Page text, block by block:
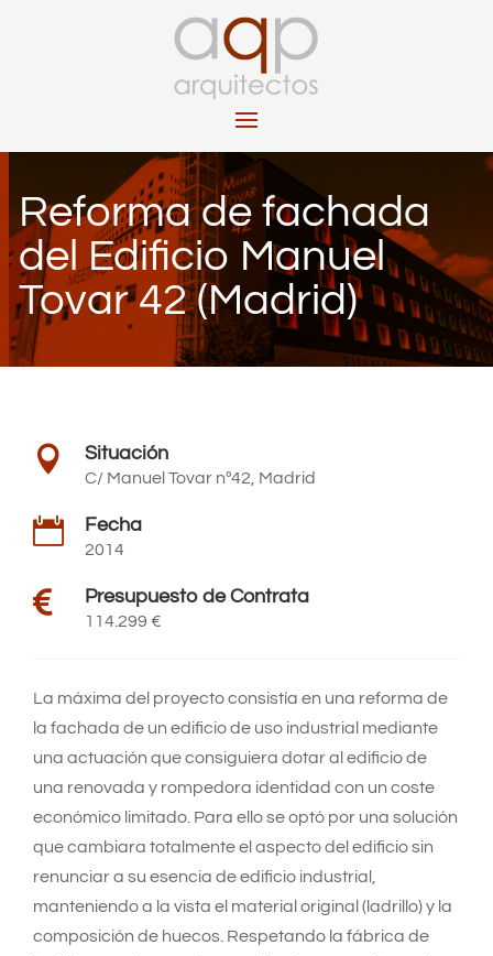
Reforma de fachada
del Edificio Manuel
Tovar 42 (Madrid)
 Situación
C/ Manuel Tovar nº42, Madrid
 Fecha
2014
 Presupuesto de Contrata
114.299 €
La máxima del proyecto consistía en una reforma de
la fachada de un edificio de uso industrial mediante
una actuación que consiguiera dotar al edificio de
una renovada y rompedora identidad con un coste
económico limitado. Para ello se optó por una solución
que cambiara totalmente el aspecto del edificio sin
renunciar a su esencia de edificio industrial,
manteniendo a la vista el material original (ladrillo) y la
composición de huecos. Respetando la fábrica de